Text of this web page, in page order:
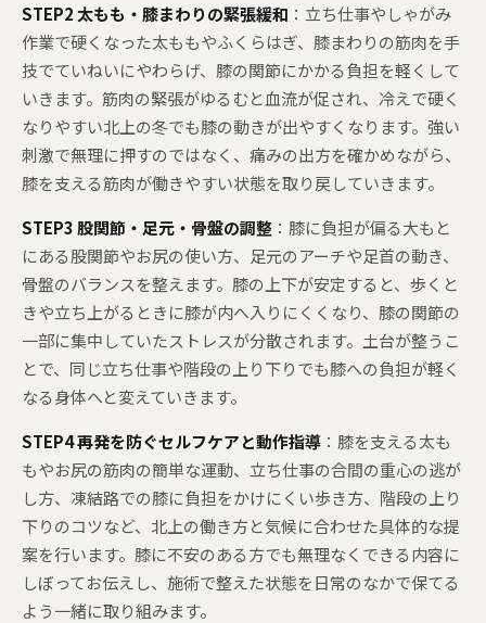
STEP2 太もも・膝まわりの緊張緩和 ：立ち仕事やしゃがみ
作業で硬くなった太ももやふくらはぎ、膝まわりの筋肉を手
技でていねいにやわらげ、膝の関節にかかる負担を軽くして
いきます。筋肉の緊張がゆるむと血流が促され、冷えで硬く
なりやすい北上の冬でも膝の動きが出やすくなります。強い
刺激で無理に押すのではなく、痛みの出方を確かめながら、
膝を支える筋肉が働きやすい状態を取り戻していきます。
STEP3 股関節・足元・骨盤の調整 ：膝に負担が偏る大もと
にある股関節やお尻の使い方、足元のアーチや足首の動き、
骨盤のバランスを整えます。膝の上下が安定すると、歩くと
きや立ち上がるときに膝が内へ入りにくくなり、膝の関節の
一部に集中していたストレスが分散されます。土台が整うこ
とで、同じ立ち仕事や階段の上り下りでも膝への負担が軽く
なる身体へと変えていきます。
STEP4 再発を防ぐセルフケアと動作指導 ：膝を支える太も
もやお尻の筋肉の簡単な運動、立ち仕事の合間の重心の逃が
し方、凍結路での膝に負担をかけにくい歩き方、階段の上り
下りのコツなど、北上の働き方と気候に合わせた具体的な提
案を行います。膝に不安のある方でも無理なくできる内容に
しぼってお伝えし、施術で整えた状態を日常のなかで保てる
よう一緒に取り組みます。